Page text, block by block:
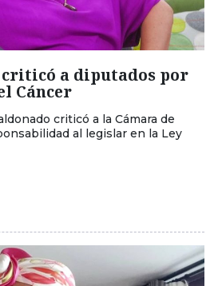
a diputados por
Cáncer
criticó a la Cámara de
al legislar en la Ley